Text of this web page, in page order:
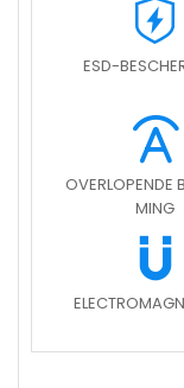
ESD-
OVERLOPENDE
MING